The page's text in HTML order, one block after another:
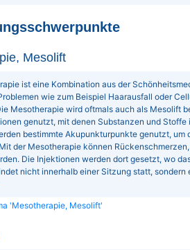
Mesolift
ist eine Kombination aus der
wie zum Beispiel Haarausfall oder
Mesotherapie wird oftmals auch als Mesolift
genutzt, mit denen Substanzen und
bestimmte Akupunkturpunkte genutzt, um
der Mesotherapie können
Die Injektionen werden dort gesetzt, wo
nicht innerhalb einer Sitzung statt, sondern
'Mesotherapie, Mesolift'